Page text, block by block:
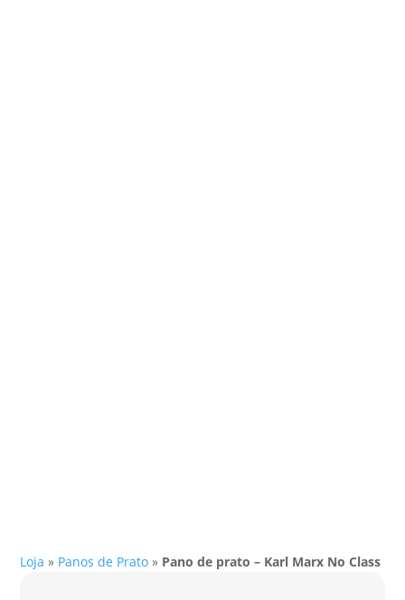
Loja » Panos de Prato » Pano de prato – Karl Marx No Class